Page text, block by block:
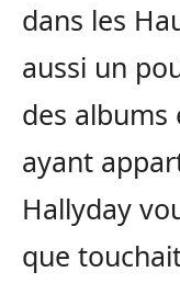
dans les
aussi un
des albums
ayant
Hallyday
que